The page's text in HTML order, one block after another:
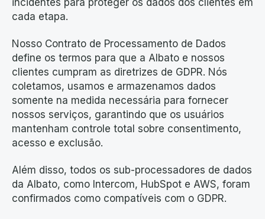
incidentes para proteger os dados dos clientes em
cada etapa.
Nosso Contrato de Processamento de Dados
define os termos para que a Albato e nossos
clientes cumpram as diretrizes de GDPR. Nós
coletamos, usamos e armazenamos dados
somente na medida necessária para fornecer
nossos serviços, garantindo que os usuários
mantenham controle total sobre consentimento,
acesso e exclusão.
Além disso, todos os sub-processadores de dados
da Albato, como Intercom, HubSpot e AWS, foram
confirmados como compatíveis com o GDPR.